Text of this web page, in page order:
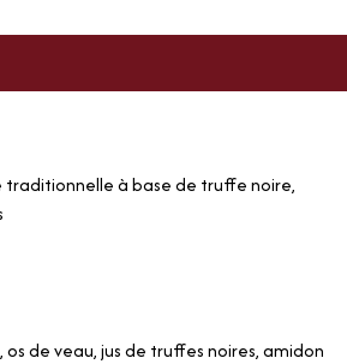
traditionnelle à base de truffe noire,
os de veau, jus de truffes noires, amidon